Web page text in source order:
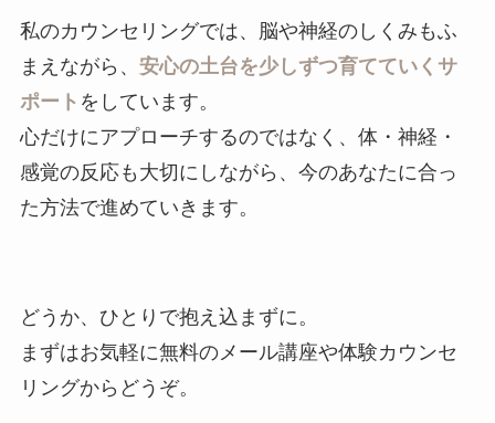
私のカウンセリングでは、脳や神経のしくみもふ
まえながら、 安心の土台を少しずつ育てていくサ
ポート をしています。
心だけにアプローチするのではなく、体・神経・
感覚の反応も大切にしながら、今のあなたに合っ
た方法で進めていきます。
どうか、ひとりで抱え込まずに。
まずはお気軽に無料のメール講座や体験カウンセ
リングからどうぞ。